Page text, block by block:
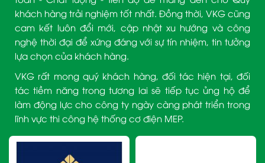
khách hàng trải nghiệm tốt nhất. Đồng thời, VKG cũng
cam kết luôn đổi mới, cập nhật xu hướng và công
nghệ thời đại để xứng đáng với sự tín nhiệm, tin tưởng
lựa chọn của khách hàng.
VKG rất mong quý khách hàng, đối tác hiện tại, đối
tác tiềm năng trong tương lai sẽ tiếp tục ủng hộ để
làm động lực cho công ty ngày càng phát triển trong
lĩnh vực thi công hệ thống cơ điện MEP.